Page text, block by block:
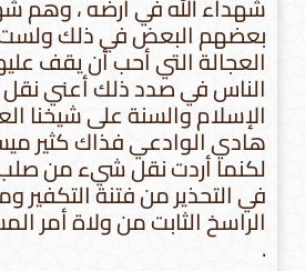
شهداء الله في أرضه ، وهم
بعضهم البعض في ذلك
العجالة التي أحب أن يقف
الناس في صدد ذلك أعني نقل
الإسلام والسنة على شيخنا
هادي الوادعي فذاك كثير
لكنما أردت نقل شيء من صلب
في التحذير من فتنة التكفير
الراسخ الثابت من ولاة أمر